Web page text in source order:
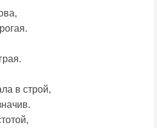
в строй,